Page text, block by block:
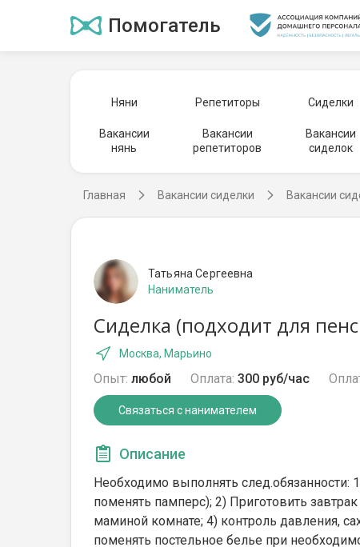
Помогатель
Няни Репетиторы Сиделки
Вакансии
нянь
Вакансии
репетиторов
Вакансии
сиделок
Главная Вакансии сиделки Вакансии
Татьяна Сергеевна
Наниматель
Сиделка (подходит для
Москва, Марьино
Опыт: любой Оплата: 300 руб/час
Связаться с нанимателем
Описание
Необходимо выполнять след.обязанности:
поменять памперс); 2) Приготовить
маминой комнате; 4) контроль давления,
поменять постельное белье при